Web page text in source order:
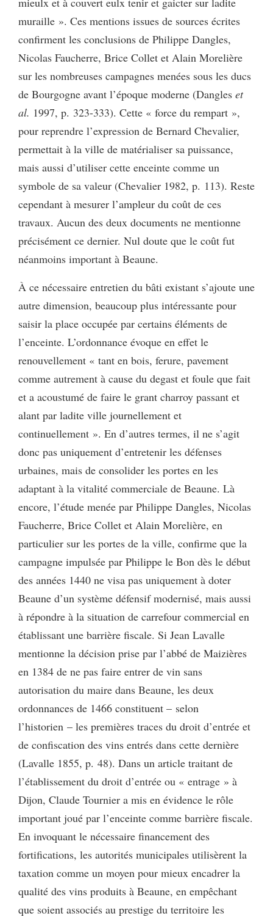
muraille ». Ces mentions issues de sources écrites
confirment les conclusions de Philippe Dangles,
Nicolas Faucherre, Brice Collet et Alain Morelière
sur les nombreuses campagnes menées sous les ducs
de Bourgogne avant l’époque moderne (Dangles et
al. 1997, p. 323-333). Cette « force du rempart »,
pour reprendre l’expression de Bernard Chevalier,
permettait à la ville de matérialiser sa puissance,
mais aussi d’utiliser cette enceinte comme un
symbole de sa valeur (Chevalier 1982, p. 113). Reste
cependant à mesurer l’ampleur du coût de ces
travaux. Aucun des deux documents ne mentionne
précisément ce dernier. Nul doute que le coût fut
néanmoins important à Beaune.
À ce nécessaire entretien du bâti existant s’ajoute une
autre dimension, beaucoup plus intéressante pour
saisir la place occupée par certains éléments de
l’enceinte. L’ordonnance évoque en effet le
renouvellement « tant en bois, ferure, pavement
comme autrement à cause du degast et foule que fait
et a acoustumé de faire le grant charroy passant et
alant par ladite ville journellement et
continuellement ». En d’autres termes, il ne s’agit
donc pas uniquement d’entretenir les défenses
urbaines, mais de consolider les portes en les
adaptant à la vitalité commerciale de Beaune. Là
encore, l’étude menée par Philippe Dangles, Nicolas
Faucherre, Brice Collet et Alain Morelière, en
particulier sur les portes de la ville, confirme que la
campagne impulsée par Philippe le Bon dès le début
des années 1440 ne visa pas uniquement à doter
Beaune d’un système défensif modernisé, mais aussi
à répondre à la situation de carrefour commercial en
établissant une barrière fiscale. Si Jean Lavalle
mentionne la décision prise par l’abbé de Maizières
en 1384 de ne pas faire entrer de vin sans
autorisation du maire dans Beaune, les deux
ordonnances de 1466 constituent – selon
l’historien – les premières traces du droit d’entrée et
de confiscation des vins entrés dans cette dernière
(Lavalle 1855, p. 48). Dans un article traitant de
l’établissement du droit d’entrée ou « entrage » à
Dijon, Claude Tournier a mis en évidence le rôle
important joué par l’enceinte comme barrière fiscale.
En invoquant le nécessaire financement des
fortifications, les autorités municipales utilisèrent la
taxation comme un moyen pour mieux encadrer la
qualité des vins produits à Beaune, en empêchant
que soient associés au prestige du territoire les